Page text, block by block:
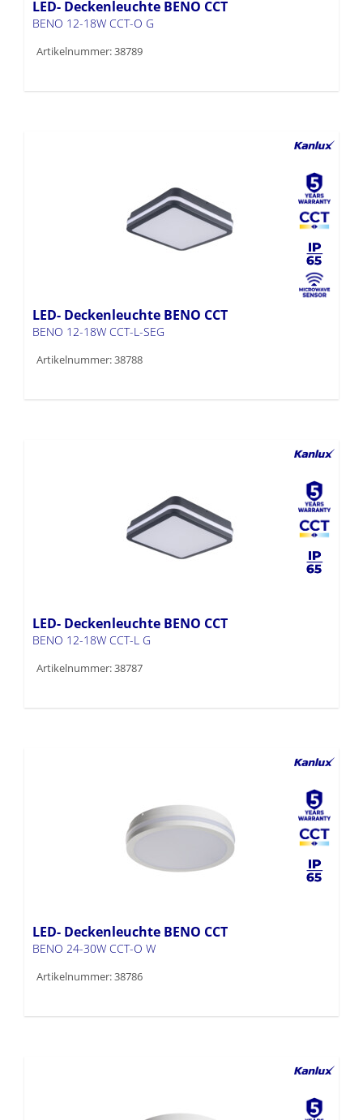
LED- Deckenleuchte BENO CCT
BENO 12-18W CCT-O G
Artikelnummer: 38789
LED- Deckenleuchte BENO CCT
BENO 12-18W CCT-L-SEG
Artikelnummer: 38788
LED- Deckenleuchte BENO CCT
BENO 12-18W CCT-L G
Artikelnummer: 38787
LED- Deckenleuchte BENO CCT
BENO 24-30W CCT-O W
Artikelnummer: 38786